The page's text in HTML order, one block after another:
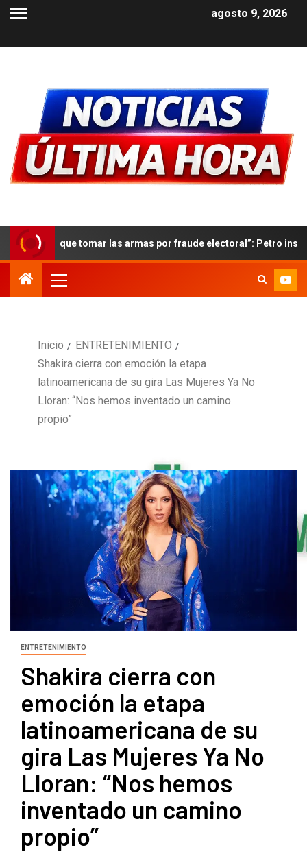
agosto 9, 2026
las armas por fraude electoral”: Petro insiste en no
Inicio
ENTRETENIMIENTO
Shakira cierra con emoción la etapa
latinoamericana de su gira Las Mujeres Ya No
Lloran: “Nos hemos inventado un camino
propio”
ENTRETENIMIENTO
Shakira cierra con
emoción la etapa
latinoamericana de su
gira Las Mujeres Ya No
Lloran: “Nos hemos
inventado un camino
propio”